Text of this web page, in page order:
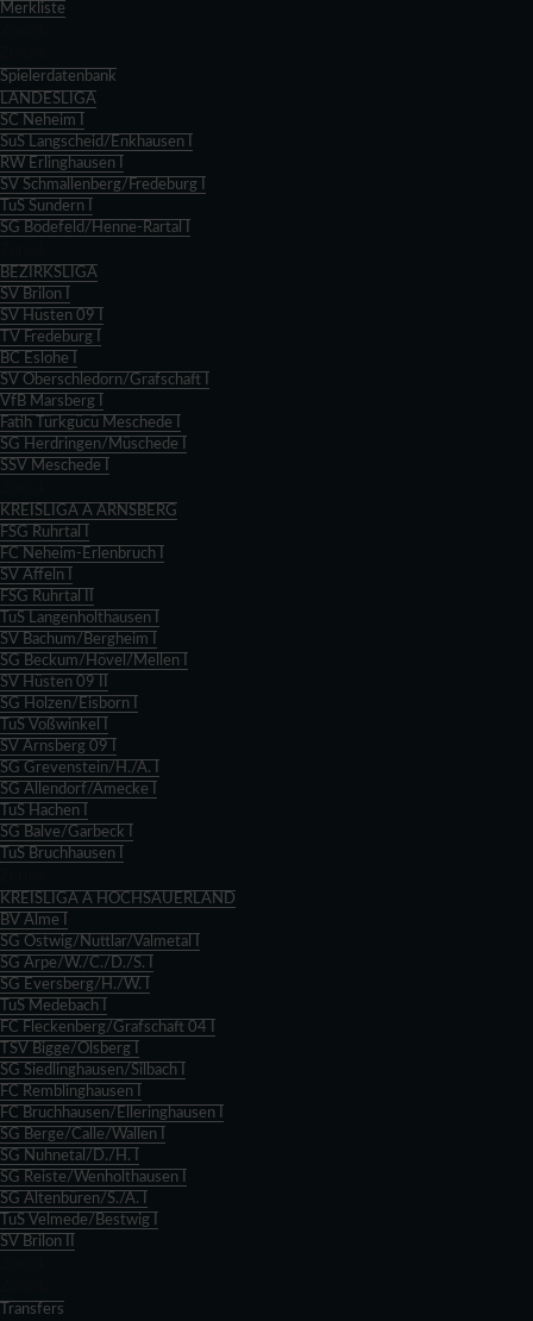
Merkliste
Spielerdatenbank
LANDESLIGA
SC Neheim I
SuS Langscheid/Enkhausen I
RW Erlinghausen I
SV Schmallenberg/Fredeburg I
TuS Sundern I
SG Bödefeld/Henne-Rartal I
BEZIRKSLIGA
SV Brilon I
SV Hüsten 09 I
TV Fredeburg I
BC Eslohe I
SV Oberschledorn/Grafschaft I
VfB Marsberg I
Fatih Türkgücü Meschede I
SG Herdringen/Müschede I
SSV Meschede I
KREISLIGA A ARNSBERG
FSG Ruhrtal I
FC Neheim-Erlenbruch I
SV Affeln I
FSG Ruhrtal II
TuS Langenholthausen I
SV Bachum/Bergheim I
SG Beckum/Hövel/Mellen I
SV Hüsten 09 II
SG Holzen/Eisborn I
TuS Voßwinkel I
SV Arnsberg 09 I
SG Grevenstein/H./A. I
SG Allendorf/Amecke I
TuS Hachen I
SG Balve/Garbeck I
TuS Bruchhausen I
KREISLIGA A HOCHSAUERLAND
BV Alme I
SG Ostwig/Nuttlar/Valmetal I
SG Arpe/W./C./D./S. I
SG Eversberg/H./W. I
TuS Medebach I
FC Fleckenberg/Grafschaft 04 I
TSV Bigge/Olsberg I
SG Siedlinghausen/Silbach I
FC Remblinghausen I
FC Bruchhausen/Elleringhausen I
SG Berge/Calle/Wallen I
SG Nuhnetal/D./H. I
SG Reiste/Wenholthausen I
SG Altenbüren/S./A. I
TuS Velmede/Bestwig I
SV Brilon II
Transfers